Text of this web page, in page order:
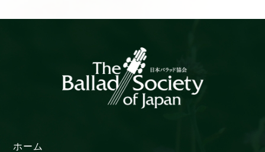
ブ
ホーム